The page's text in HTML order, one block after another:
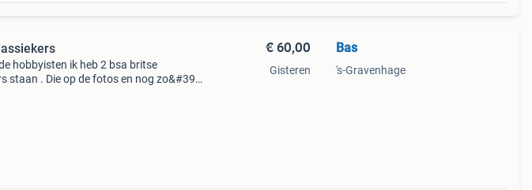
hobbyisten ik heb 2 bsa britse
staan . Die op de fotos en nog zo&#39;n
€ 60,00
Gisteren
Bas
's-Gravenhage